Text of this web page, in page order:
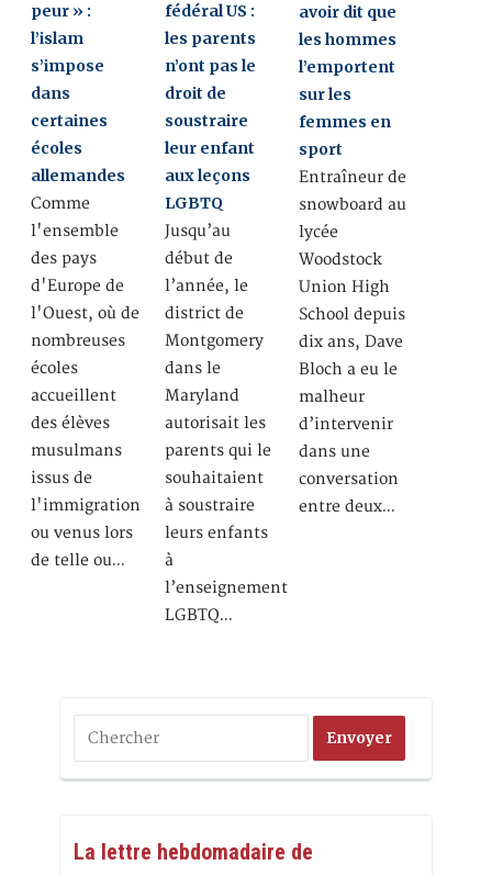
peur » :
l’islam
s’impose
dans
certaines
écoles
allemandes
Comme
l'ensemble
des pays
d'Europe de
l'Ouest, où de
nombreuses
écoles
accueillent
des élèves
musulmans
issus de
l'immigration
ou venus lors
de telle ou…
fédéral US :
les parents
n’ont pas le
droit de
soustraire
leur enfant
aux leçons
LGBTQ
Jusqu’au
début de
l’année, le
district de
Montgomery
dans le
Maryland
autorisait les
parents qui le
souhaitaient
à soustraire
leurs enfants
à
l’enseignement
LGBTQ…
avoir dit que
les hommes
l’emportent
sur les
femmes en
sport
Entraîneur de
snowboard au
lycée
Woodstock
Union High
School depuis
dix ans, Dave
Bloch a eu le
malheur
d’intervenir
dans une
conversation
entre deux…
La lettre hebdomadaire de